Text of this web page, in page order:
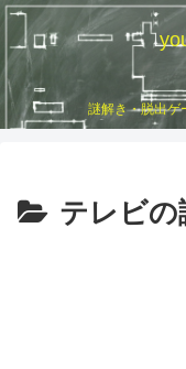
謎解き・脱出ゲ
テレビの